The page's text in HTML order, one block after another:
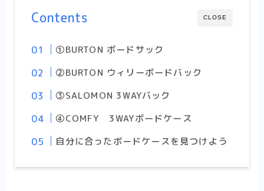
CLOSE
Contents
①BURTON ボードサック
②BURTON ウィリーボードバック
③SALOMON 3WAYバック
④COMFY 3WAYボードケース
自分に合ったボードケースを見つけよう